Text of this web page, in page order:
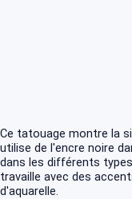
Ce tatouage montre la
utilise de l'encre noire
dans les différents
travaille avec des
d'aquarelle.